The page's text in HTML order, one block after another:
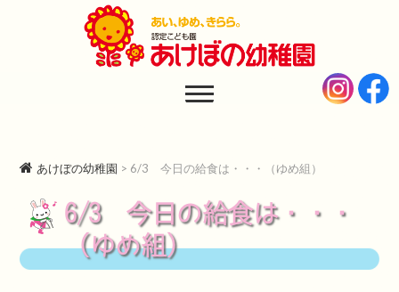
あけぼの幼稚園
あけぼの幼稚園 > 6/3 今日の給食は・・・（ゆめ組）
6/3 今日の給食は・・・
（ゆめ組）